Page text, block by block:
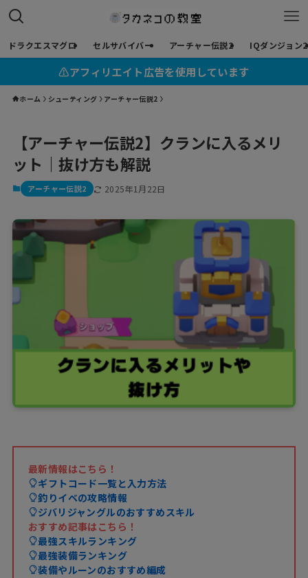
ドラクエスマグロ セルサバイバー アーチャー伝説2 IQダンジョン2
⚠︎アフィリエイト広告を使用しています
ホーム シューティング アーチャー伝説2
【アーチャー伝説2】クランに入るメリ
ット｜抜け方も解説
アーチャー伝説2 2025年1月22日
最新情報はこちら！
ギフトコード一覧と入力方法
釣りイベの攻略情報
ジバリジャングルのおすすめスキル
おすすめ記事はこちら！
最強スキルランキング
最強装備ランキング
装備やルーンのおすすめ編成